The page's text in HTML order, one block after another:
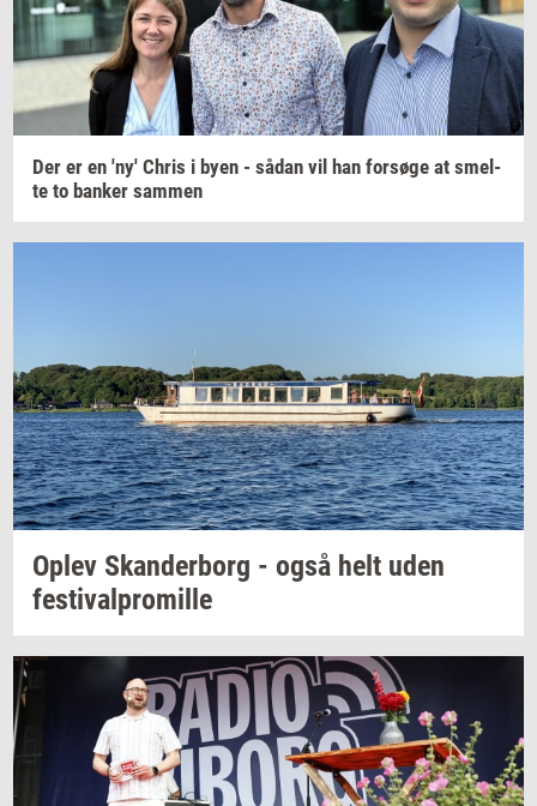
Der er en 'ny' Chris i byen - sådan vil han for­sø­ge at smel­
te to ban­ker sam­men
Oplev Skan­der­borg - også helt uden
festi­val­pro­mil­le